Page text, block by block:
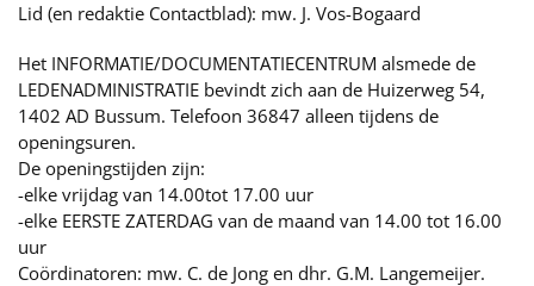
Lid (en redaktie Contactblad): mw. J. Vos-Bogaard
Het INFORMATIE/DOCUMENTATIECENTRUM alsmede de
LEDENADMINISTRATIE bevindt zich aan de Huizerweg 54,
1402 AD Bussum. Telefoon 36847 alleen tijdens de
openingsuren.
De openingstijden zijn:
-elke vrijdag van 14.00tot 17.00 uur
-elke EERSTE ZATERDAG van de maand van 14.00 tot 16.00
uur
Coördinatoren: mw. C. de Jong en dhr. G.M. Langemeijer.